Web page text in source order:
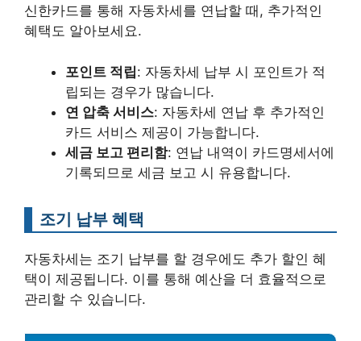
신한카드를 통해 자동차세를 연납할 때, 추가적인
혜택도 알아보세요.
포인트 적립: 자동차세 납부 시 포인트가 적
립되는 경우가 많습니다.
연 압축 서비스: 자동차세 연납 후 추가적인
카드 서비스 제공이 가능합니다.
세금 보고 편리함: 연납 내역이 카드명세서에
기록되므로 세금 보고 시 유용합니다.
조기 납부 혜택
자동차세는 조기 납부를 할 경우에도 추가 할인 혜
택이 제공됩니다. 이를 통해 예산을 더 효율적으로
관리할 수 있습니다.